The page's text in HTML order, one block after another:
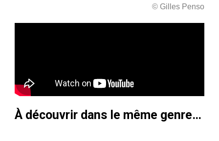
© Gilles Penso
À découvrir dans le même genre…